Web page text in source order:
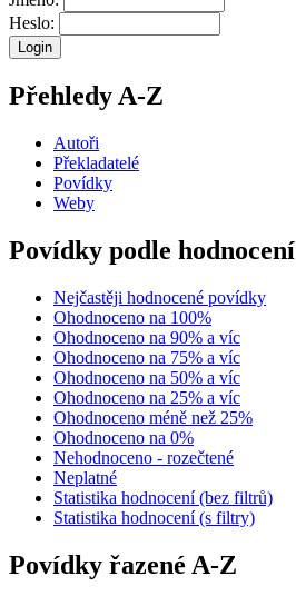
Heslo:
Přehledy A-Z
Autoři
Překladatelé
Povídky
Weby
Povídky podle hodnocení
Nejčastěji hodnocené povídky
Ohodnoceno na 100%
Ohodnoceno na 90% a víc
Ohodnoceno na 75% a víc
Ohodnoceno na 50% a víc
Ohodnoceno na 25% a víc
Ohodnoceno méně než 25%
Ohodnoceno na 0%
Nehodnoceno - rozečtené
Neplatné
Statistika hodnocení (bez filtrů)
Statistika hodnocení (s filtry)
Povídky řazené A-Z